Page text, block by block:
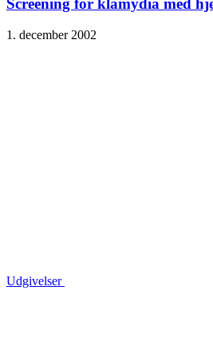
Screening for klamydia med
1. december 2002
Udgivelser